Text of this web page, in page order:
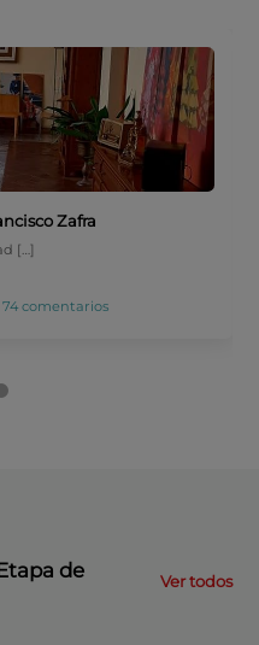
Zafra
[…]
74 comentarios
de
Ver todos